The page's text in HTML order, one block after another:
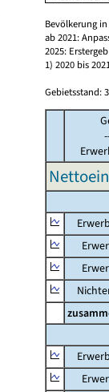
Bevölkerung
ab 2021:
2025:
1) 2020 bis
Gebietsstand: